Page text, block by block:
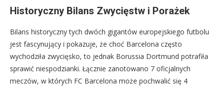
Historyczny Bilans Zwycięstw i Porażek
Bilans historyczny tych dwóch gigantów europejskiego futbolu
jest fascynujący i pokazuje, że choć Barcelona często
wychodziła zwycięsko, to jednak Borussia Dortmund potrafiła
sprawić niespodzianki. Łącznie zanotowano 7 oficjalnych
meczów, w których FC Barcelona może pochwalić się 4